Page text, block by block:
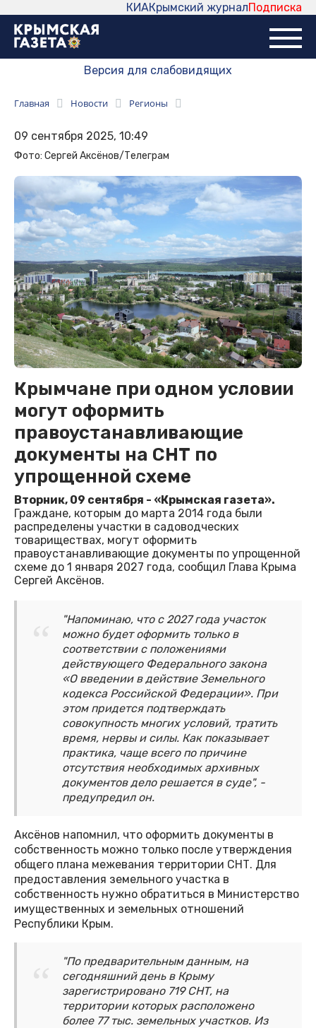
Подписка
Крымский журнал
КИА
Версия для слабовидящих
Главная Новости Регионы
09 сентября 2025, 10:49
Фото: Сергей Аксёнов/Телеграм
Крымчане при одном условии
могут оформить
правоустанавливающие
документы на СНТ по
упрощенной схеме
Вторник, 09 сентября - «Крымская газета».
Граждане, которым до марта 2014 года были
распределены участки в садоводческих
товариществах, могут оформить
правоустанавливающие документы по упрощенной
схеме до 1 января 2027 года, сообщил Глава Крыма
Сергей Аксёнов.
"Напоминаю, что с 2027 года участок
можно будет оформить только в
соответствии с положениями
действующего Федерального закона
«О введении в действие Земельного
кодекса Российской Федерации». При
этом придется подтверждать
совокупность многих условий, тратить
время, нервы и силы. Как показывает
практика, чаще всего по причине
отсутствия необходимых архивных
документов дело решается в суде", -
предупредил он.
Аксёнов напомнил, что оформить документы в
собственность можно только после утверждения
общего плана межевания территории СНТ. Для
предоставления земельного участка в
собственность нужно обратиться в Министерство
имущественных и земельных отношений
Республики Крым.
"По предварительным данным, на
сегодняшний день в Крыму
зарегистрировано 719 СНТ, на
территории которых расположено
более 77 тыс. земельных участков. Из